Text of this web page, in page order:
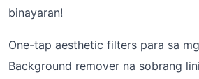
binayaran!
One-tap aesthetic filters para sa
Background remover na sobrang